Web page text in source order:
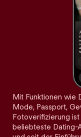
Mit Funktionen wie
Mode, Passport,
Fotoverifizierung
beliebteste Dating-